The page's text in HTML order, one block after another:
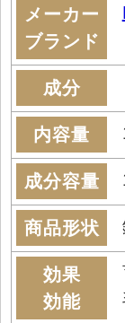
メーカー
ブランド
成分
内容量
成分容量
商品形状
効果
効能